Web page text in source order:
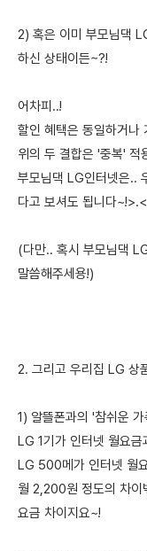
2) 혹은 이미 부모님댁
하신 상태이든~?!
어차피..!
할인 혜택은 동일하거나
위의 두 결합은 '중복' 적
부모님댁 LG인터넷은..
다고 보셔도 됩니다
(다만.. 혹시 부모님댁
말씀해주세용!)
2. 그리고 우리집 LG 상
1) 알뜰폰과의 '참쉬운
LG 1기가 인터넷 월요금
LG 500메가 인터넷 월
월 2,200원 정도의 차이
요금 차이지요~!